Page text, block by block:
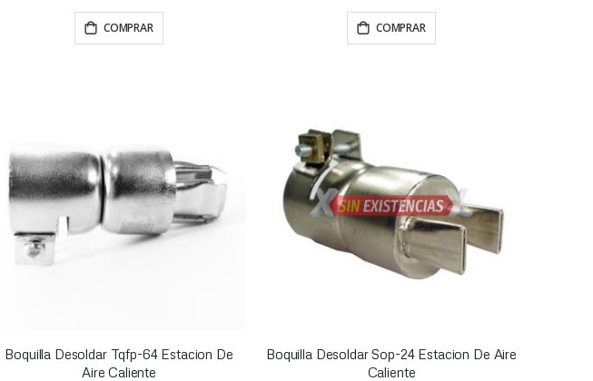
COMPRAR COMPRAR
Boquilla Desoldar Tqfp-64 Estacion De
Aire Caliente
Boquilla Desoldar Sop-24 Estacion De Aire
Caliente